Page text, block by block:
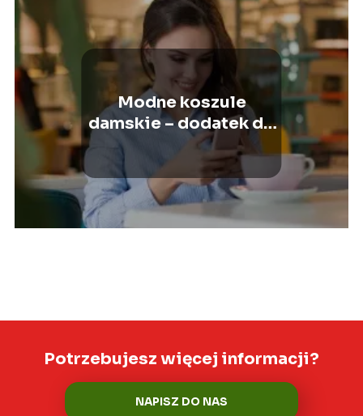
Modne koszule
damskie – dodatek do
każdej stylizacji
Potrzebujesz więcej informacji?
NAPISZ DO NAS